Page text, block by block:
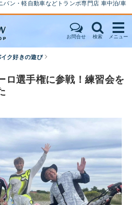
バン・軽自動車などトランポ専門店 車中泊/車
お問合せ 検索 メニュー
イク好きの遊び
ロ選手権に参戦！練習会を